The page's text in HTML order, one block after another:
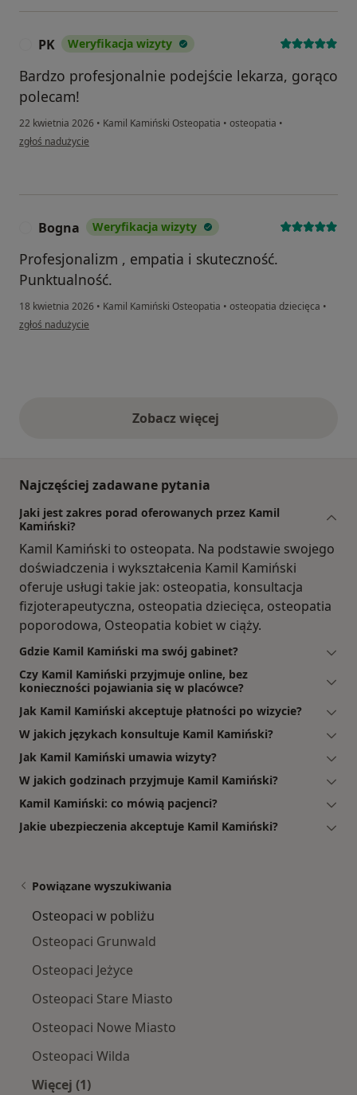
PK Weryfikacja wizyty
Bardzo profesjonalnie podejście lekarza, gorąco
polecam!
22 kwietnia 2026 • Kamil Kamiński Osteopatia • osteopatia •
w opinii użytkownika PK
zgłoś nadużycie
Bogna Weryfikacja wizyty
Profesjonalizm , empatia i skuteczność.
Punktualność.
18 kwietnia 2026 • Kamil Kamiński Osteopatia • osteopatia dziecięca •
w opinii użytkownika Bogna
zgłoś nadużycie
Zobacz więcejopinie powyżej
Najczęściej zadawane pytania
Jaki jest zakres porad oferowanych przez Kamil
Kamiński?
Kamil Kamiński to osteopata. Na podstawie swojego
doświadczenia i wykształcenia Kamil Kamiński
oferuje usługi takie jak: osteopatia, konsultacja
fizjoterapeutyczna, osteopatia dziecięca, osteopatia
poporodowa, Osteopatia kobiet w ciąży.
Gdzie Kamil Kamiński ma swój gabinet?
Czy Kamil Kamiński przyjmuje online, bez
konieczności pojawiania się w placówce?
Jak Kamil Kamiński akceptuje płatności po wizycie?
W jakich językach konsultuje Kamil Kamiński?
Jak Kamil Kamiński umawia wizyty?
W jakich godzinach przyjmuje Kamil Kamiński?
Kamil Kamiński: co mówią pacjenci?
Jakie ubezpieczenia akceptuje Kamil Kamiński?
Powiązane wyszukiwania
Osteopaci w pobliżu
Osteopaci Grunwald
Osteopaci Jeżyce
Osteopaci Stare Miasto
Osteopaci Nowe Miasto
Osteopaci Wilda
Więcej (1)